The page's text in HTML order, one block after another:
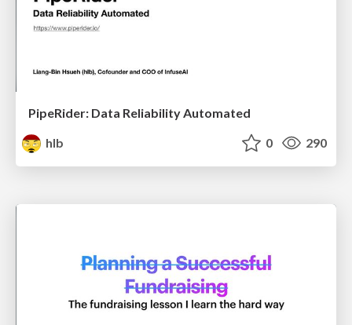
PipeRider: Data Reliability Automated
hlb
0 290